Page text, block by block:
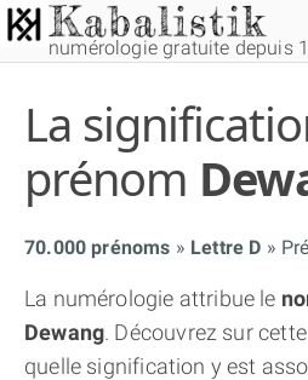
numérologie gratuite depuis
La
prénom
70.000 prénoms Lettre D
La numérologie attribue le
Dewang. Découvrez sur
quelle signification y est
THÈME
THÈME